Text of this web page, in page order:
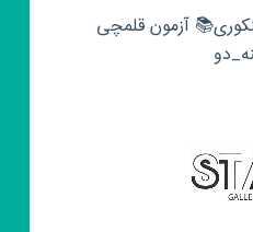
آزمون قلمچی‌‌